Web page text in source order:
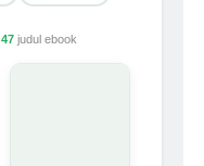
47judul ebook